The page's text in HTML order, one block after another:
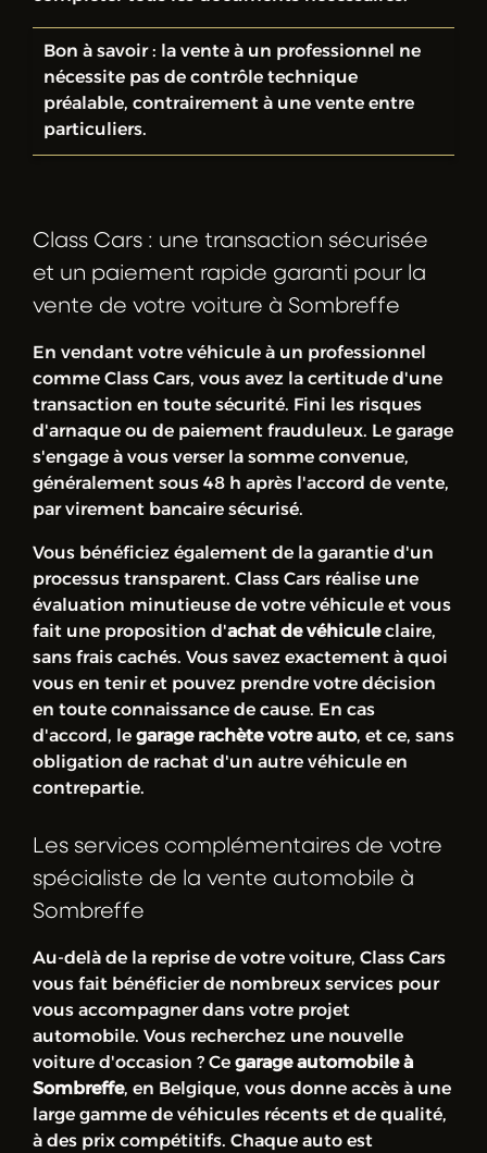
Bon à savoir : la vente à un professionnel ne
nécessite pas de contrôle technique
préalable, contrairement à une vente entre
particuliers.
Class Cars : une transaction sécurisée
et un paiement rapide garanti pour la
vente de votre voiture à Sombreffe
En vendant votre véhicule à un professionnel
comme Class Cars, vous avez la certitude d'une
transaction en toute sécurité. Fini les risques
d'arnaque ou de paiement frauduleux. Le garage
s'engage à vous verser la somme convenue,
généralement sous 48 h après l'accord de vente,
par virement bancaire sécurisé.
Vous bénéficiez également de la garantie d'un
processus transparent. Class Cars réalise une
évaluation minutieuse de votre véhicule et vous
fait une proposition d'achat de véhiculeclaire,
sans frais cachés. Vous savez exactement à quoi
vous en tenir et pouvez prendre votre décision
en toute connaissance de cause. En cas
d'accord, le garage rachète votre auto, et ce, sans
obligation de rachat d'un autre véhicule en
contrepartie.
Les services complémentaires de votre
spécialiste de la vente automobile à
Sombreffe
Au-delà de la reprise de votre voiture, Class Cars
vous fait bénéficier de nombreux services pour
vous accompagner dans votre projet
automobile. Vous recherchez une nouvelle
voiture d'occasion ? Ce garage automobile à
Sombreffe, en Belgique, vous donne accès à une
large gamme de véhicules récents et de qualité,
à des prix compétitifs. Chaque auto est